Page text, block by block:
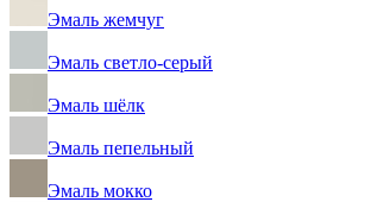
Эмаль жемчуг
Эмаль светло-серый
Эмаль шёлк
Эмаль пепельный
Эмаль мокко